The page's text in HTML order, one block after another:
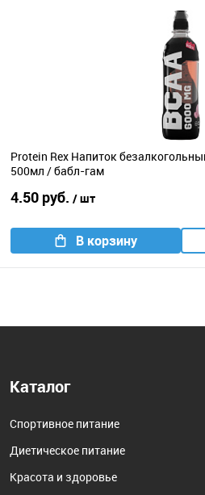
Protein Rex Напиток
500мл / бабл-гам
4.50 руб. / шт
В корзину
Каталог
Спортивное питание
Диетическое питание
Красота и здоровье